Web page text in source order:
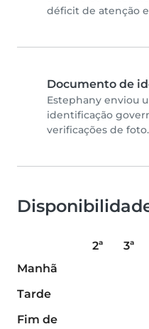
déficit de atenção
Documento de
Estephany enviou
identificação
verificações de foto.
2ª 3ª
Manhã
Tarde
Fim de